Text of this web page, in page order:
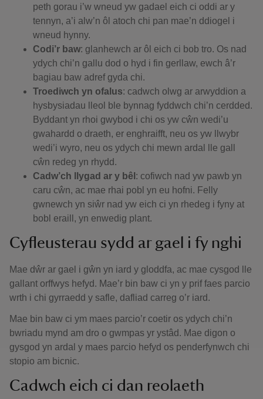
peth gorau i’w wneud yw gadael eich ci oddi ar y
tennyn, a’i alw’n ôl atoch chi pan mae’n ddiogel i
wneud hynny.
Codi’r baw: glanhewch ar ôl eich ci bob tro. Os nad
ydych chi’n gallu dod o hyd i fin gerllaw, ewch â’r
bagiau baw adref gyda chi.
Troediwch yn ofalus: cadwch olwg ar arwyddion a
hysbysiadau lleol ble bynnag fyddwch chi’n cerdded.
Byddant yn rhoi gwybod i chi os yw cŵn wedi’u
gwahardd o draeth, er enghraifft, neu os yw llwybr
wedi’i wyro, neu os ydych chi mewn ardal lle gall
cŵn redeg yn rhydd.
Cadw’ch llygad ar y bêl : cofiwch nad yw pawb yn
caru cŵn, ac mae rhai pobl yn eu hofni. Felly
gwnewch yn siŵr nad yw eich ci yn rhedeg i fyny at
bobl eraill, yn enwedig plant.
Cyfleusterau sydd ar gael i fy nghi
Mae dŵr ar gael i gŵn yn iard y gloddfa, ac mae cysgod lle
gallant orffwys hefyd. Mae’r bin baw ci yn y prif faes parcio
wrth i chi gyrraedd y safle, dafliad carreg o’r iard.
Mae bin baw ci ym maes parcio’r coetir os ydych chi’n
bwriadu mynd am dro o gwmpas yr ystâd. Mae digon o
gysgod yn ardal y maes parcio hefyd os penderfynwch chi
stopio am bicnic.
Cadwch eich ci dan reolaeth